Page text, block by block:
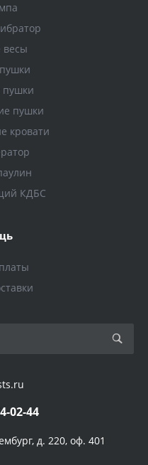
весы
пушки
пушки
кровати
КДБС
02-44
д. 220, оф. 401